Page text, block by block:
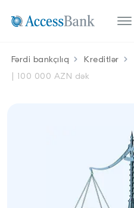
Fərdi bankçılıq Kreditlər
| 100 000 AZN dək